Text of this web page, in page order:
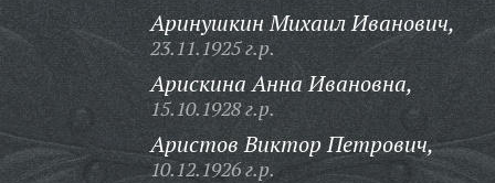
Аринушкин Михаил Иванович,
23.11.1925 г.р.
Арискина Анна Ивановна,
15.10.1928 г.р.
Аристов Виктор Петрович,
10.12.1926 г.р.